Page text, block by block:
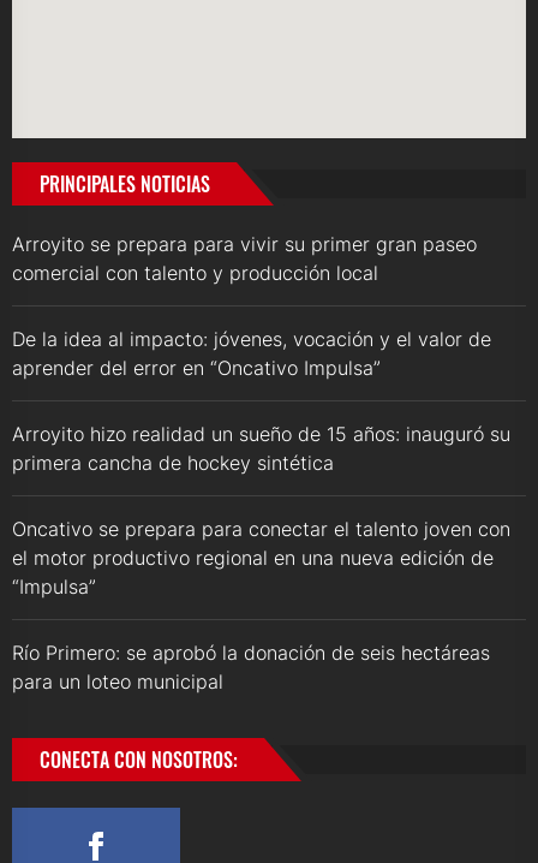
PRINCIPALES NOTICIAS
Arroyito se prepara para vivir su primer gran paseo
comercial con talento y producción local
De la idea al impacto: jóvenes, vocación y el valor de
aprender del error en “Oncativo Impulsa”
Arroyito hizo realidad un sueño de 15 años: inauguró su
primera cancha de hockey sintética
Oncativo se prepara para conectar el talento joven con
el motor productivo regional en una nueva edición de
“Impulsa”
Río Primero: se aprobó la donación de seis hectáreas
para un loteo municipal
CONECTA CON NOSOTROS: